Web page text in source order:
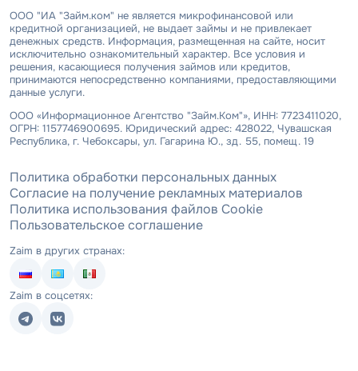
ООО "ИА "Займ.ком" не является микрофинансовой или
кредитной организацией, не выдает займы и не привлекает
денежных средств. Информация, размещенная на сайте, носит
исключительно ознакомительный характер. Все условия и
решения, касающиеся получения займов или кредитов,
принимаются непосредственно компаниями, предоставляющими
данные услуги.
ООО «Информационное Агентство "Займ.Ком"», ИНН: 7723411020,
ОГРН: 1157746900695. Юридический адрес: 428022, Чувашская
Республика, г. Чебоксары, ул. Гагарина Ю., зд. 55, помещ. 19
Политика обработки персональных данных
Согласие на получение рекламных материалов
Политика использования файлов Cookie
Пользовательское соглашение
Zaim в других странах:
Zaim в соцсетях: